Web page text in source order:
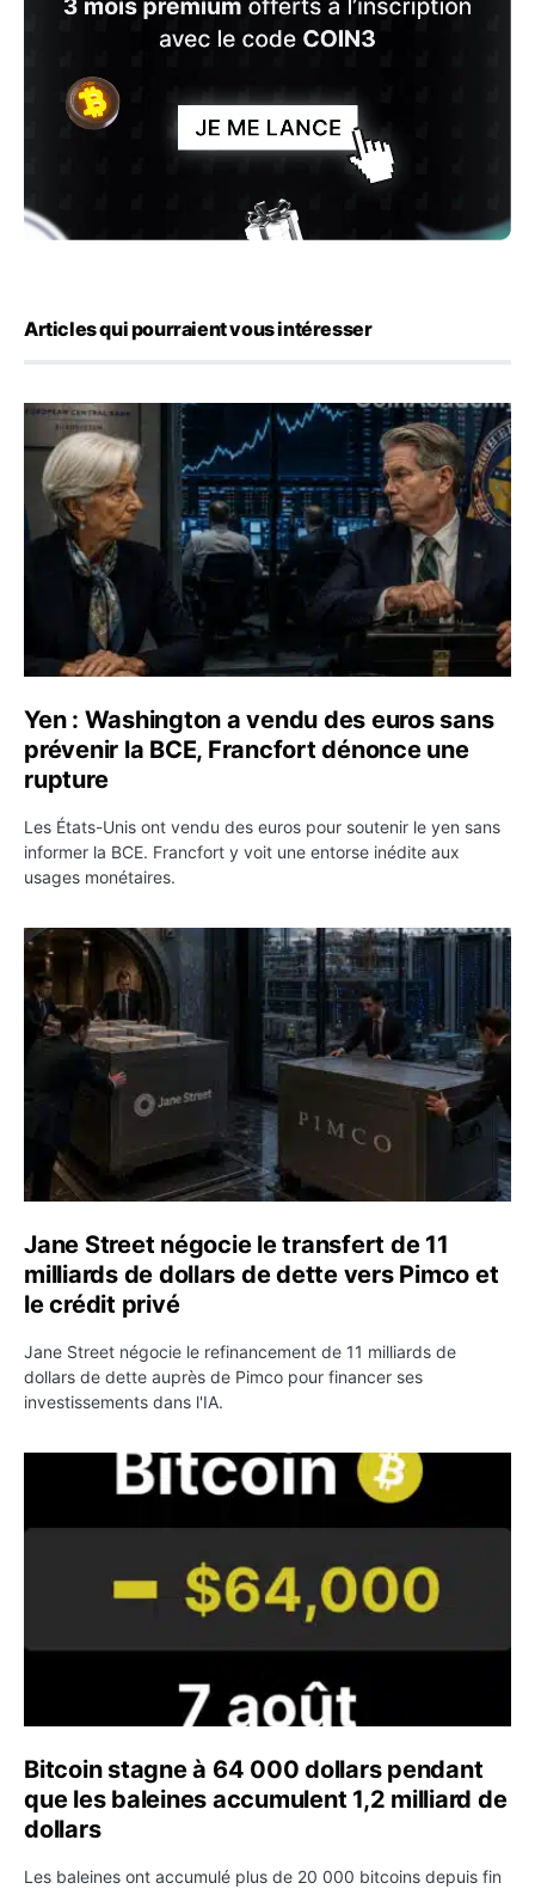
Articles qui pourraient vous intéresser
Yen : Washington a vendu des euros sans prévenir la
Yen : Washington a vendu des euros sans
prévenir la BCE, Francfort dénonce une
rupture
Les États-Unis ont vendu des euros pour soutenir le yen sans
informer la BCE. Francfort y voit une entorse inédite aux
usages monétaires.
Jane Street négocie le transfert de 11 milliards de
Jane Street négocie le transfert de 11
milliards de dollars de dette vers Pimco et
le crédit privé
Jane Street négocie le refinancement de 11 milliards de
dollars de dette auprès de Pimco pour financer ses
investissements dans l'IA.
Bitcoin stagne à 64 000 dollars pendant que les
Bitcoin stagne à 64 000 dollars pendant
que les baleines accumulent 1,2 milliard de
dollars
Les baleines ont accumulé plus de 20 000 bitcoins depuis fin